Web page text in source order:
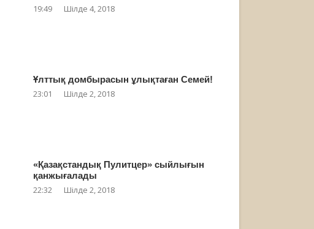
19:49 Шілде 4, 2018
Ұлттық домбырасын ұлықтаған Семей!
23:01 Шілде 2, 2018
«Қазақстандық Пулитцер» сыйлығын
қанжығалады
22:32 Шілде 2, 2018